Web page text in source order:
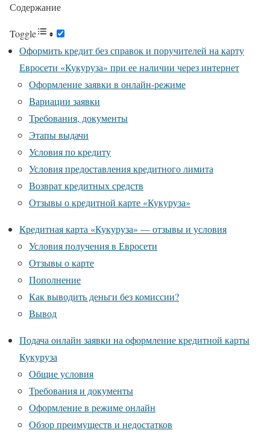
Содержание
Toggle
Оформить кредит без справок и поручителей на карту
Евросети «Кукуруза» при ее наличии через интернет
Оформление заявки в онлайн-режиме
Вариации заявки
Требования, документы
Этапы выдачи
Условия по кредиту
Условия предоставления кредитного лимита
Возврат кредитных средств
Отзывы о кредитной карте «Кукуруза»
Кредитная карта «Кукуруза» — отзывы и условия
Условия получения в Евросети
Отзывы о карте
Пополнение
Как выводить деньги без комиссии?
Вывод
Подача онлайн заявки на оформление кредитной карты
Кукуруза
Общие условия
Требования и документы
Оформление в режиме онлайн
Обзор преимуществ и недостатков